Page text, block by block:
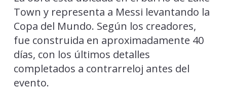
Town y representa a Messi levantando la
Copa del Mundo. Según los creadores,
fue construida en aproximadamente 40
días, con los últimos detalles
completados a contrarreloj antes del
evento.